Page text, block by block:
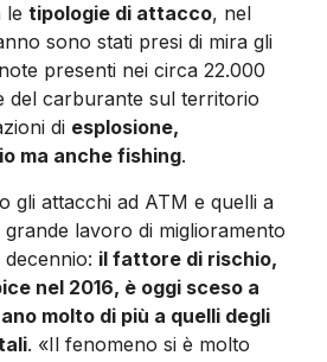
le tipologie di attacco, nel
sono stati presi di mira gli
presenti nei circa 22.000
del carburante sul territorio
di esplosione,
ma anche fishing.
gli attacchi ad ATM e quelli a
lavoro di miglioramento
decennio: il fattore di rischio,
nel 2016, è oggi sceso a
molto di più a quelli degli
. «Il fenomeno si è molto